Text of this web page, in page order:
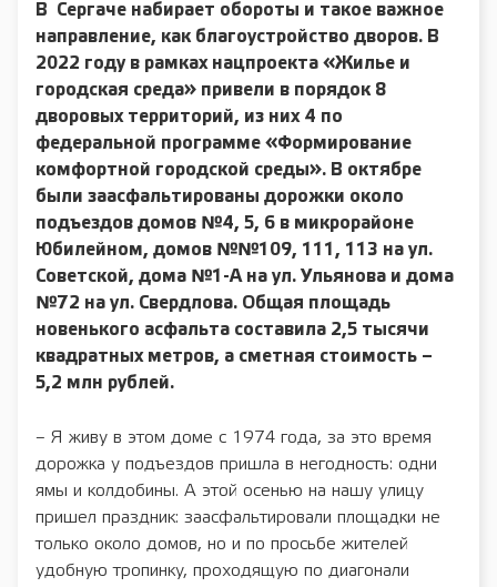
В Сергаче набирает обороты и такое важное
направление, как благоустройство дворов. В
2022 году в рамках нацпроекта «Жилье и
городская среда» привели в порядок 8
дворовых территорий, из них 4 по
федеральной программе «Формирование
комфортной городской среды». В октябре
были заасфальтированы дорожки около
подъездов домов №4, 5, 6 в микрорайоне
Юбилейном, домов №№109, 111, 113 на ул.
Советской, дома №1-А на ул. Ульянова и дома
№72 на ул. Свердлова. Общая площадь
новенького асфальта составила 2,5 тысячи
квадратных метров, а сметная стоимость –
5,2 млн рублей.
– Я живу в этом доме с 1974 года, за это время
дорожка у подъездов пришла в негодность: одни
ямы и колдобины. А этой осенью на нашу улицу
пришел праздник: заасфальтировали площадки не
только около домов, но и по просьбе жителей
удобную тропинку, проходящую по диагонали